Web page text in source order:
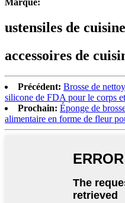
Marque:
ustensiles de
accessoires de
Précédent: Brosse de
silicone de FDA pour le corps
Prochain: Éponge de
alimentaire en forme de fleur